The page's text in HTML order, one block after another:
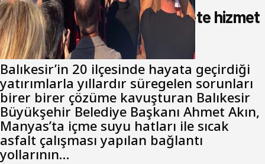
Akın: Benim derdim memlekete hizmet
hemşerim!
Balıkesir’in 20 ilçesinde hayata geçirdiği
yatırımlarla yıllardır süregelen sorunları
birer birer çözüme kavuşturan Balıkesir
Büyükşehir Belediye Başkanı Ahmet Akın,
Manyas’ta içme suyu hatları ile sıcak
asfalt çalışması yapılan bağlantı
yollarının…